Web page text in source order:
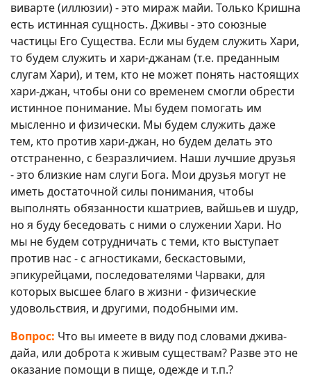
виварте (иллюзии) - это мираж майи. Только Кришна
есть истинная сущность. Дживы - это союзные
частицы Его Существа. Если мы будем служить Хари,
то будем служить и хари-джанам (т.е. преданным
слугам Хари), и тем, кто не может понять настоящих
хари-джан, чтобы они со временем смогли обрести
истинное понимание. Мы будем помогать им
мысленно и физически. Мы будем служить даже
тем, кто против хари-джан, но будем делать это
отстраненно, с безразличием. Наши лучшие друзья
- это близкие нам слуги Бога. Мои друзья могут не
иметь достаточной силы понимания, чтобы
выполнять обязанности кшатриев, вайшьев и шудр,
но я буду беседовать с ними о служении Хари. Но
мы не будем сотрудничать с теми, кто выступает
против нас - с агностиками, бескастовыми,
эпикурейцами, последователями Чарваки, для
которых высшее благо в жизни - физические
удовольствия, и другими, подобными им.
Вопрос: Что вы имеете в виду под словами джива-
дайа, или доброта к живым существам? Разве это не
оказание помощи в пище, одежде и т.п.?